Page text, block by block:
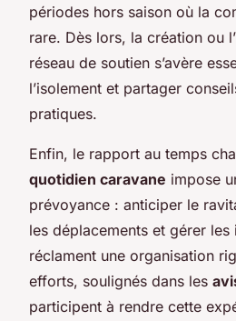
périodes hors saison où la
rare. Dès lors, la création ou
réseau de soutien s’avère
l’isolement et partager
pratiques.
Enfin, le rapport au temps
quotidien caravane impose
prévoyance : anticiper le
les déplacements et gérer les
réclament une organisation
efforts, soulignés dans les
participent à rendre cette